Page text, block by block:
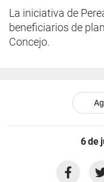
La iniciativa de
beneficiarios de
Concejo.
6 de